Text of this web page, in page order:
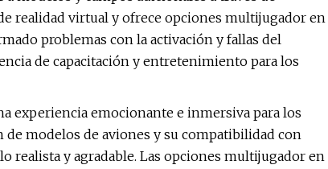
realidad virtual y ofrece opciones multijugador en
problemas con la activación y fallas del
de capacitación y entretenimiento para los
experiencia emocionante e inmersiva para los
de modelos de aviones y su compatibilidad con
realista y agradable. Las opciones multijugador en